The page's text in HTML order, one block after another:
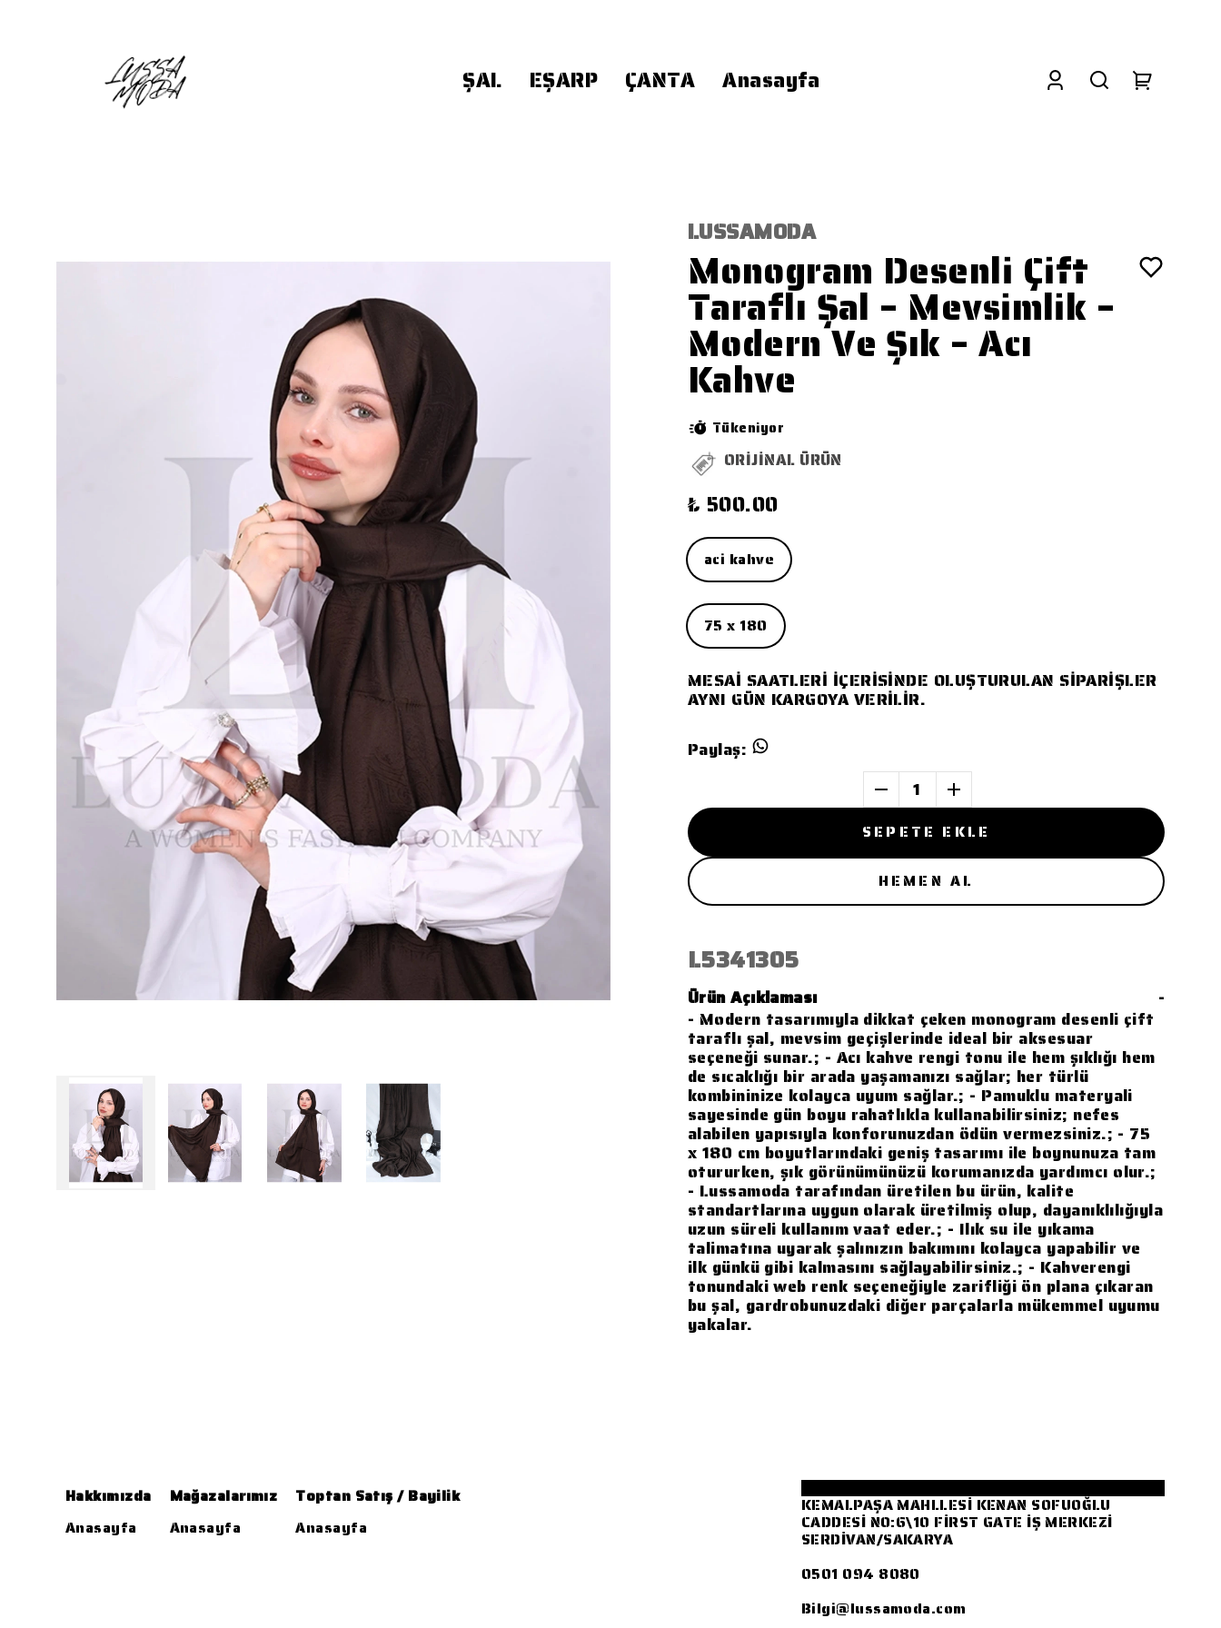
ŞAL EŞARP ÇANTA Anasayfa
LUSSAMODA
Monogram Desenli Çift
Taraflı Şal – Mevsimlik –
Modern Ve Şık – Acı
Kahve
Tükeniyor
ORİJİNAL ÜRÜN
₺ 500.00
aci kahve
75 x 180
MESAİ SAATLERİ İÇERİSİNDE OLUŞTURULAN SİPARİŞLER
AYNI GÜN KARGOYA VERİLİR.
Paylaş:
1
SEPETE EKLE
HEMEN AL
L5341305
Ürün Açıklaması
-
- Modern tasarımıyla dikkat çeken monogram desenli çift
taraflı şal, mevsim geçişlerinde ideal bir aksesuar
seçeneği sunar.; - Acı kahve rengi tonu ile hem şıklığı hem
de sıcaklığı bir arada yaşamanızı sağlar; her türlü
kombininize kolayca uyum sağlar.; - Pamuklu materyali
sayesinde gün boyu rahatlıkla kullanabilirsiniz; nefes
alabilen yapısıyla konforunuzdan ödün vermezsiniz.; - 75
x 180 cm boyutlarındaki geniş tasarımı ile boynunuza tam
otururken, şık görünümünüzü korumanızda yardımcı olur.;
- Lussamoda tarafından üretilen bu ürün, kalite
standartlarına uygun olarak üretilmiş olup, dayanıklılığıyla
uzun süreli kullanım vaat eder.; - Ilık su ile yıkama
talimatına uyarak şalınızın bakımını kolayca yapabilir ve
ilk günkü gibi kalmasını sağlayabilirsiniz.; - Kahverengi
tonundaki web renk seçeneğiyle zarifliği ön plana çıkaran
bu şal, gardrobunuzdaki diğer parçalarla mükemmel uyumu
yakalar.
Hakkımızda
Anasayfa
Mağazalarımız
Anasayfa
Toptan Satış / Bayilik
Anasayfa
KEMALPAŞA MAHLLESİ KENAN SOFUOĞLU
CADDESİ NO:6\10 FİRST GATE İŞ MERKEZİ
SERDİVAN/SAKARYA
0501 094 8080
Bilgi@lussamoda.com